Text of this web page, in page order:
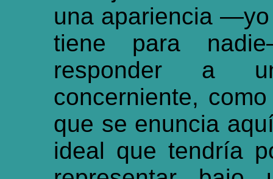
una apariencia
tiene para
responder a
concerniente,
que se enuncia
ideal que tendría